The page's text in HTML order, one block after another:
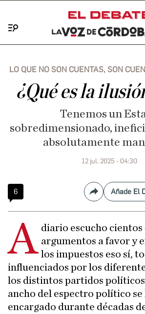
LO QUE NO SON CUENTAS, SON
¿Qué es la
Tenemos un
sobredimensionado,
absolutamente
12 jul. 2025 - 04:30
6 Compartir
Añade El
A diario escucho cientos
argumentos a favor y
los impuestos eso sí,
influenciados por los
los distintos partidos
ancho del espectro político se
encargado durante décadas